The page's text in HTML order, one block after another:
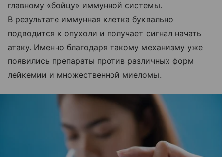
главному «бойцу» иммунной системы.
В результате иммунная клетка буквально
подводится к опухоли и получает сигнал начать
атаку. Именно благодаря такому механизму уже
появились препараты против различных форм
лейкемии и множественной миеломы.